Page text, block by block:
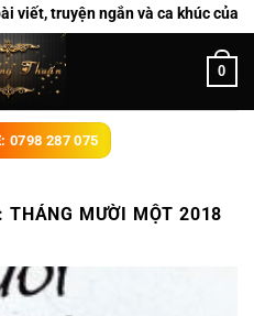
truyện ngắn và ca khúc của Bùi
0
0798 287 075
THÁNG MƯỜI MỘT 2018